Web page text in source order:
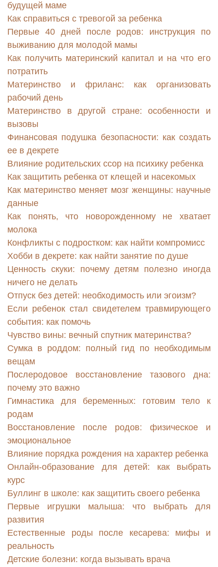
будущей маме
Как справиться с тревогой за ребенка
Первые 40 дней после родов: инструкция по
выживанию для молодой мамы
Как получить материнский капитал и на что его
потратить
Материнство и фриланс: как организовать
рабочий день
Материнство в другой стране: особенности и
вызовы
Финансовая подушка безопасности: как создать
ее в декрете
Влияние родительских ссор на психику ребенка
Как защитить ребенка от клещей и насекомых
Как материнство меняет мозг женщины: научные
данные
Как понять, что новорожденному не хватает
молока
Конфликты с подростком: как найти компромисс
Хобби в декрете: как найти занятие по душе
Ценность скуки: почему детям полезно иногда
ничего не делать
Отпуск без детей: необходимость или эгоизм?
Если ребенок стал свидетелем травмирующего
события: как помочь
Чувство вины: вечный спутник материнства?
Сумка в роддом: полный гид по необходимым
вещам
Послеродовое восстановление тазового дна:
почему это важно
Гимнастика для беременных: готовим тело к
родам
Восстановление после родов: физическое и
эмоциональное
Влияние порядка рождения на характер ребенка
Онлайн-образование для детей: как выбрать
курс
Буллинг в школе: как защитить своего ребенка
Первые игрушки малыша: что выбрать для
развития
Естественные роды после кесарева: мифы и
реальность
Детские болезни: когда вызывать врача